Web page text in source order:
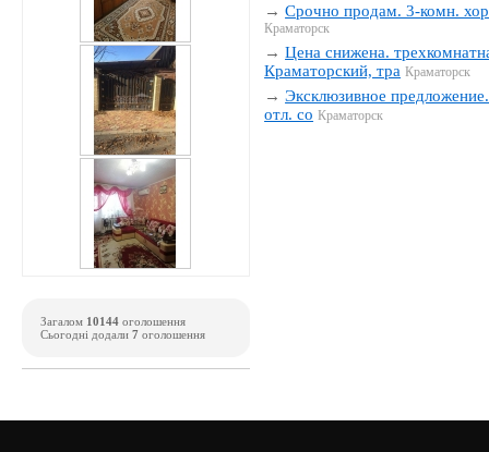
→Срочно продам. 3-комн.
Краматорск
→Цена снижена.
Краматорский, тра Краматорск
→Эксклюзивное
отл. со Краматорск
Загалом 10144 оголошення
Сьогодні додали 7 оголошення